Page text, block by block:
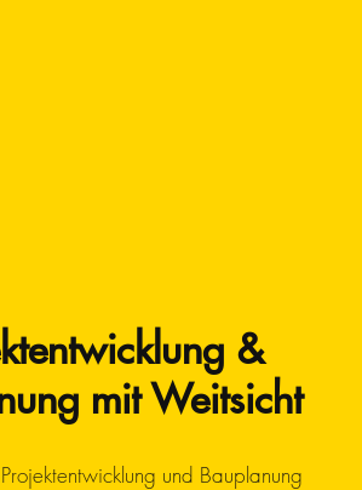
&
mit Weitsicht
und Bauplanung